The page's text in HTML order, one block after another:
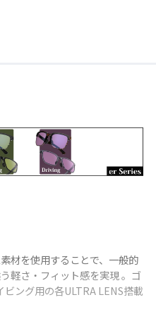
材を使用することで、一般的
軽さ・フィット感を実現 。ゴ
ング用の各ULTRA LENS搭載